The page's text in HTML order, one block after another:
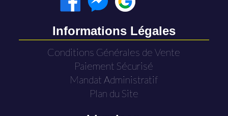
Informations Légales
Conditions Générales de Vente
Paiement Sécurisé
Mandat Administratif
Plan du Site